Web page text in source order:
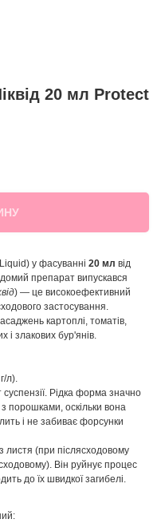
20 мл Protect
у фасуванні 20 мл від
препарат випускався
) — це високоефективний
застосування.
картоплі, томатів,
і злакових бур'янів.
л).
Рідка форма значно
порошками, оскільки вона
і не забиває форсунки
листя (при післясходовому
Він руйнує процес
до їх швидкої загибелі.